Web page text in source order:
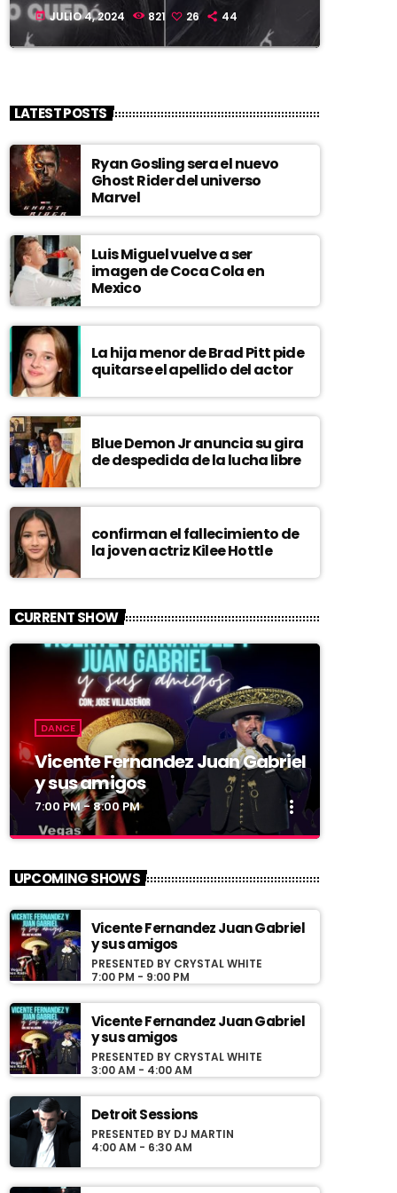
today JULIO 4, 2024 821 26 44
LATEST POSTS
Ryan Gosling sera el nuevo
Ghost Rider del universo
Marvel
Luis Miguel vuelve a ser
imagen de Coca Cola en
Mexico
La hija menor de Brad Pitt pide
quitarse el apellido del actor
Blue Demon Jr anuncia su gira
de despedida de la lucha libre
confirman el fallecimiento de
la joven actriz Kilee Hottle
CURRENT SHOW
DANCE
Vicente Fernandez Juan Gabriel
y sus amigos
7:00 PM - 8:00 PM more_vert
Vicente Fernandez Juan
Presented by Crystal White
Programa con los exitos de Vicente
Fernandez y Juan Gabriel conducido por Jose
UPCOMING SHOWS
Vicente Fernandez Juan Gabriel
y sus amigos
PRESENTED BY CRYSTAL WHITE
7:00 PM - 9:00 PM
Vicente Fernandez Juan Gabriel
y sus amigos
PRESENTED BY CRYSTAL WHITE
3:00 AM - 4:00 AM
Detroit Sessions
PRESENTED BY DJ MARTIN
4:00 AM - 6:30 AM